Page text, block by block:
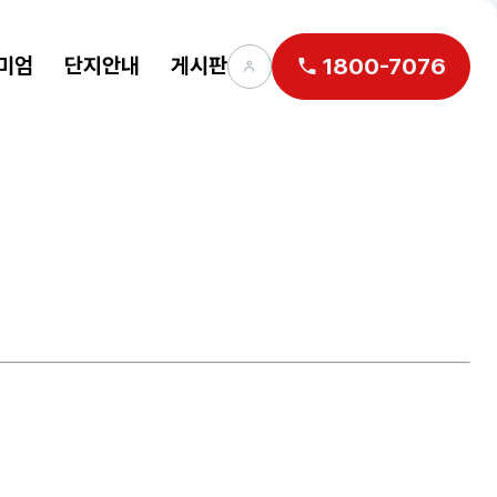
엄 단지안내 게시판 1800-7076